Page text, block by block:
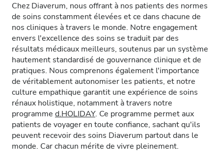
Chez Diaverum, nous offrant à nos patients des normes
de soins constamment élevées et ce dans chacune de
nos cliniques à travers le monde. Notre engagement
envers l'excellence des soins se traduit par des
résultats médicaux meilleurs, soutenus par un système
hautement standardisé de gouvernance clinique et de
pratiques. Nous comprenons également l'importance
de véritablement autonomiser les patients, et notre
culture empathique garantit une expérience de soins
rénaux holistique, notamment à travers notre
programme d.HOLIDAY. Ce programme permet aux
patients de voyager en toute confiance, sachant qu'ils
peuvent recevoir des soins Diaverum partout dans le
monde. Car chacun mérite de vivre pleinement.